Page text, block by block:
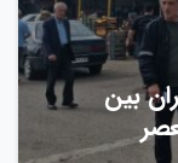
بین